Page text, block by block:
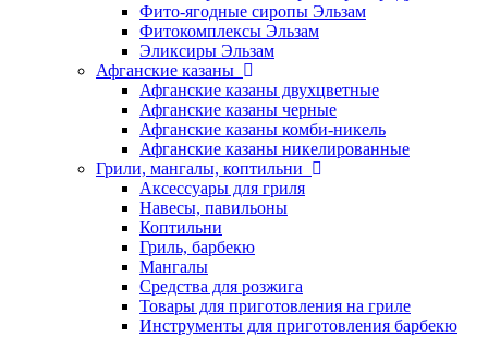
Фито-ягодные сиропы Эльзам
Фитокомплексы Эльзам
Эликсиры Эльзам
Афганские казаны
Афганские казаны двухцветные
Афганские казаны черные
Афганские казаны комби-никель
Афганские казаны никелированные
Грили, мангалы, коптильни
Аксессуары для гриля
Навесы, павильоны
Коптильни
Гриль, барбекю
Мангалы
Средства для розжига
Товары для приготовления на гриле
Инструменты для приготовления барбекю